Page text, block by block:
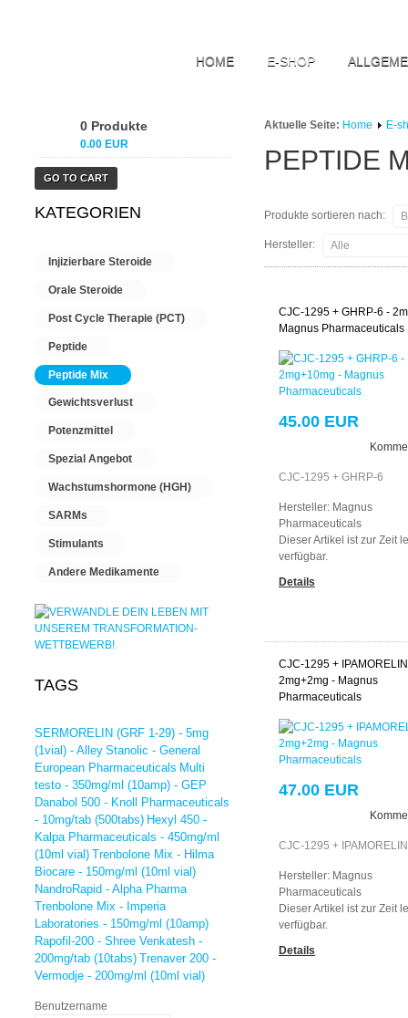
HOME E-SHOP
Aktuelle Seite: Home E-
PEPTIDE
Produkte sortieren nach:
Hersteller:
CJC-1295 + GHRP-6 -
Magnus Pharmaceuticals
45.00 EUR
CJC-1295 + GHRP-6
Hersteller: Magnus
Pharmaceuticals
Dieser Artikel ist zur Zeit
verfügbar.
Details
CJC-1295 +
2mg+2mg - Magnus
Pharmaceuticals
47.00 EUR
CJC-1295 + IPAMORELIN
Hersteller: Magnus
Pharmaceuticals
Dieser Artikel ist zur Zeit
verfügbar.
Details
0 Produkte
0.00 EUR
GO TO CART
KATEGORIEN
Injizierbare Steroide
Orale Steroide
Post Cycle Therapie (PCT)
Peptide
Peptide Mix
Gewichtsverlust
Potenzmittel
Spezial Angebot
Wachstumshormone (HGH)
SARMs
Stimulants
Andere Medikamente
TAGS
SERMORELIN (GRF 1-29) - 5mg
(1vial) - Alley Stanolic - General
European Pharmaceuticals Multi
testo - 350mg/ml (10amp) - GEP
Danabol 500 - Knoll Pharmaceuticals
- 10mg/tab (500tabs) Hexyl 450 -
Kalpa Pharmaceuticals - 450mg/ml
(10ml vial) Trenbolone Mix - Hilma
Biocare - 150mg/ml (10ml vial)
NandroRapid - Alpha Pharma
Trenbolone Mix - Imperia
Laboratories - 150mg/ml (10amp)
Rapofil-200 - Shree Venkatesh -
200mg/tab (10tabs) Trenaver 200 -
Vermodje - 200mg/ml (10ml vial)
Benutzername